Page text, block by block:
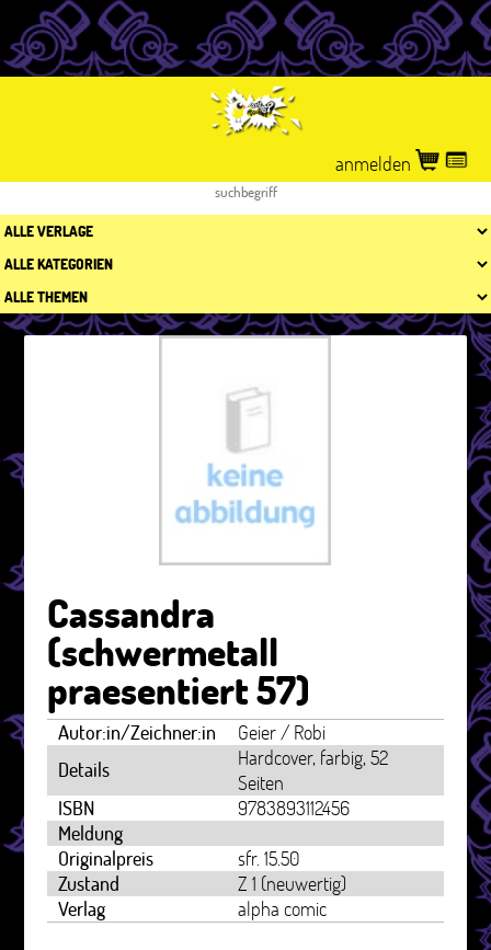
anmelden
Cassandra
(schwermetall
praesentiert 57)
Autor:in/Zeichner:in
Geier / Robi
Details
Hardcover, farbig, 52
Seiten
ISBN
9783893112456
Meldung
Originalpreis
sfr. 15.50
Zustand
Z 1 (neuwertig)
Verlag
alpha comic